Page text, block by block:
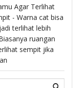
Agar Terlihat
- Warna cat bisa
terlihat lebih
ruangan
sempit jika